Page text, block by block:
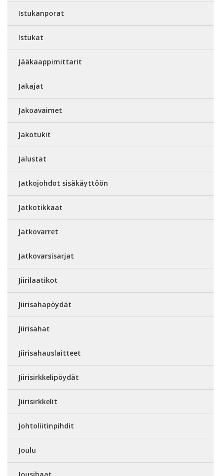
Istukanporat
Istukat
Jääkaappimittarit
Jakajat
Jakoavaimet
Jakotukit
Jalustat
Jatkojohdot sisäkäyttöön
Jatkotikkaat
Jatkovarret
Jatkovarsisarjat
Jiirilaatikot
Jiirisahapöydät
Jiirisahat
Jiirisahauslaitteet
Jiirisirkkelipöydät
Jiirisirkkelit
Johtoliitinpihdit
Joulu